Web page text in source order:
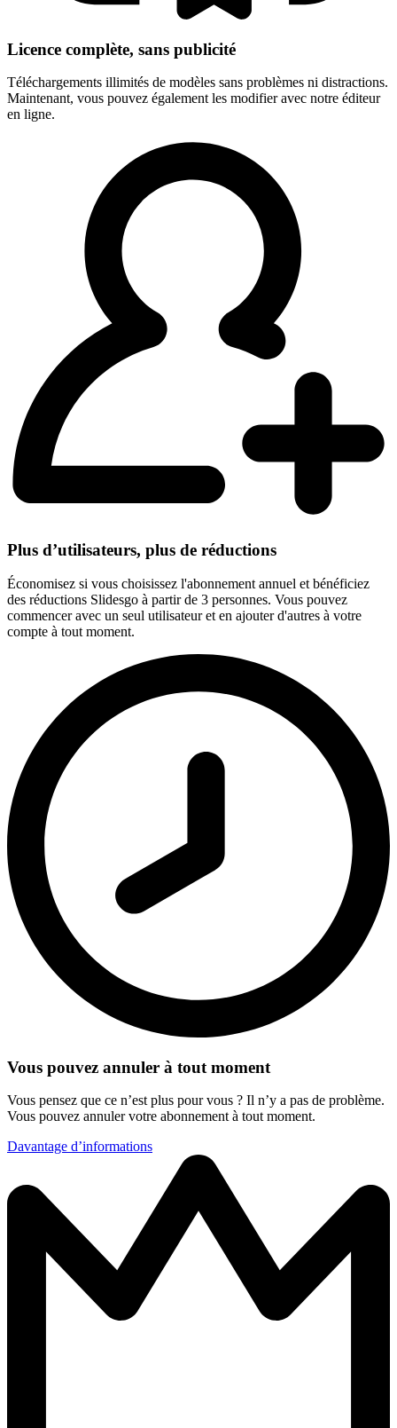
Licence complète, sans publicité
Téléchargements illimités de modèles sans problèmes ni distractions.
Maintenant, vous pouvez également les modifier avec notre éditeur
en ligne.
Plus d’utilisateurs, plus de réductions
Économisez si vous choisissez l'abonnement annuel et bénéficiez
des réductions Slidesgo à partir de 3 personnes. Vous pouvez
commencer avec un seul utilisateur et en ajouter d'autres à votre
compte à tout moment.
Vous pouvez annuler à tout moment
Vous pensez que ce n’est plus pour vous ? Il n’y a pas de problème.
Vous pouvez annuler votre abonnement à tout moment.
Davantage d’informations